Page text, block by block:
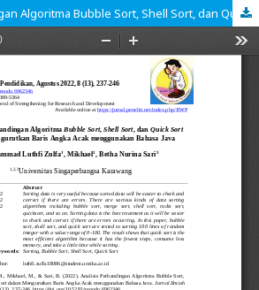
Analisis Perbandingan Algoritma Bubble Sort, Shell Sort, dan Quick Sort dalam Mengurutkan Baris Angka Acak menggunakan Bahasa Java